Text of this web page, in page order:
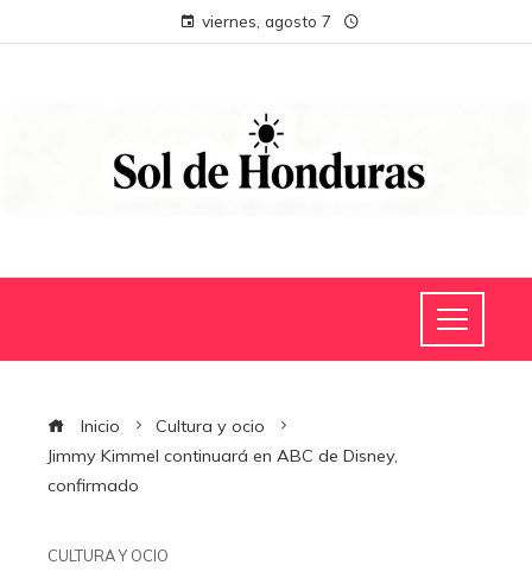
viernes, agosto 7
Inicio
Cultura y ocio
Jimmy Kimmel continuará en ABC de Disney,
confirmado
CULTURA Y OCIO